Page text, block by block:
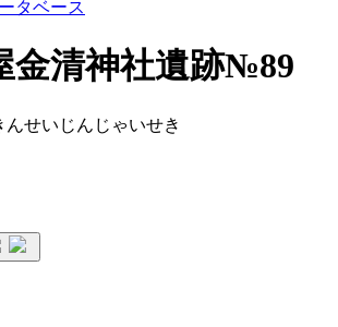
タベース
金清神社遺跡№89
せいじんじゃいせき